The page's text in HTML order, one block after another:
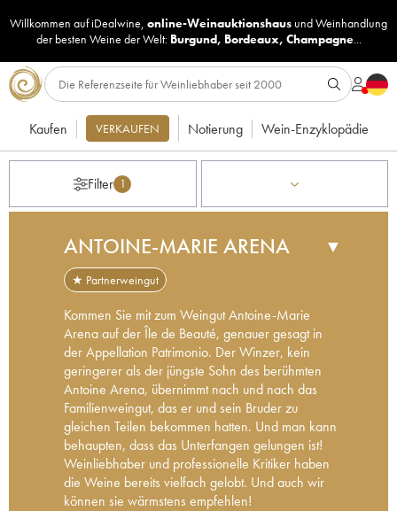
Willkommen auf iDealwine, online-Weinauktionshaus undWeinhandlung
der besten Weine der Welt: Burgund, Bordeaux, Champagne...
Kaufen VERKAUFEN Notierung Wein-Enzyklopädie
Filter 1
ANTOINE-MARIE ARENA ▼
★ Partnerweingut
Kommen Sie mit zum Weingut Antoine-Marie
Arena auf der Île de Beauté, genauer gesagt in
der Appellation Patrimonio. Der Winzer, kein
geringerer als der jüngste Sohn des berühmten
Antoine Arena, übernimmt nach und nach das
Familienweingut, das er und sein Bruder zu
gleichen Teilen bekommen hatten. Und man kann
behaupten, dass das Unterfangen gelungen ist!
Weinliebhaber und professionelle Kritiker haben
die Weine bereits vielfach gelobt. Und auch wir
können sie wärmstens empfehlen!